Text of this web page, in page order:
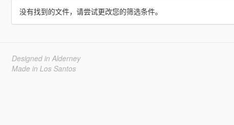
没有找到的文件，请尝试更改您的筛选条件。
Designed in Alderney
Made in Los Santos